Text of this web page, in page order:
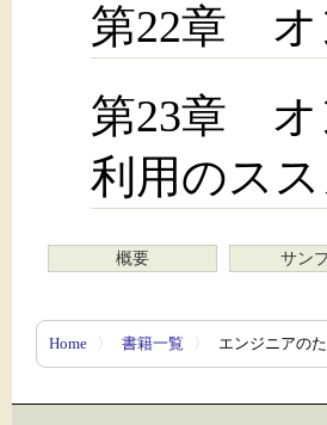
第22章 オ
第23章 オ
利用のスス
概要 サン
Home 〉 書籍一覧 〉 エンジニアの